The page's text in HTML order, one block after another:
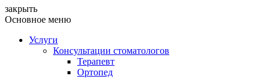
закрыть
Основное меню
Услуги
Консультации стоматологов
Терапевт
Ортопед